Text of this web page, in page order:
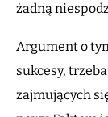
żadną
Argument o
sukcesy,
zajmujących